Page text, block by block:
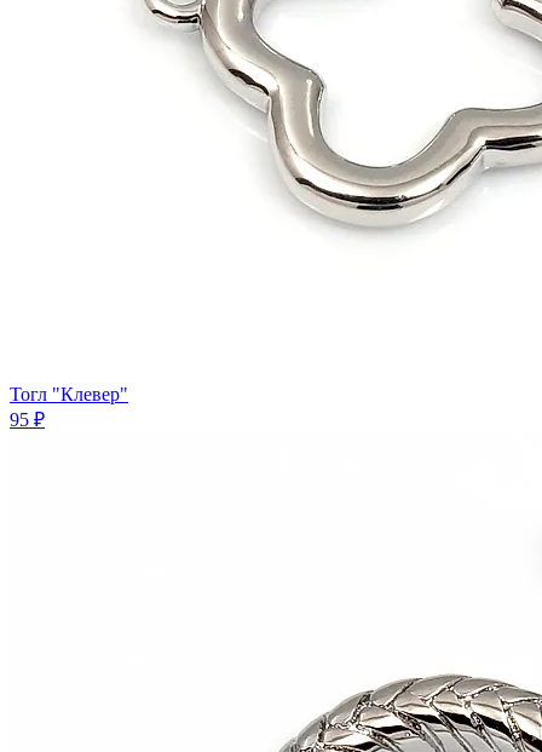
Тогл "Клевер"
95 ₽